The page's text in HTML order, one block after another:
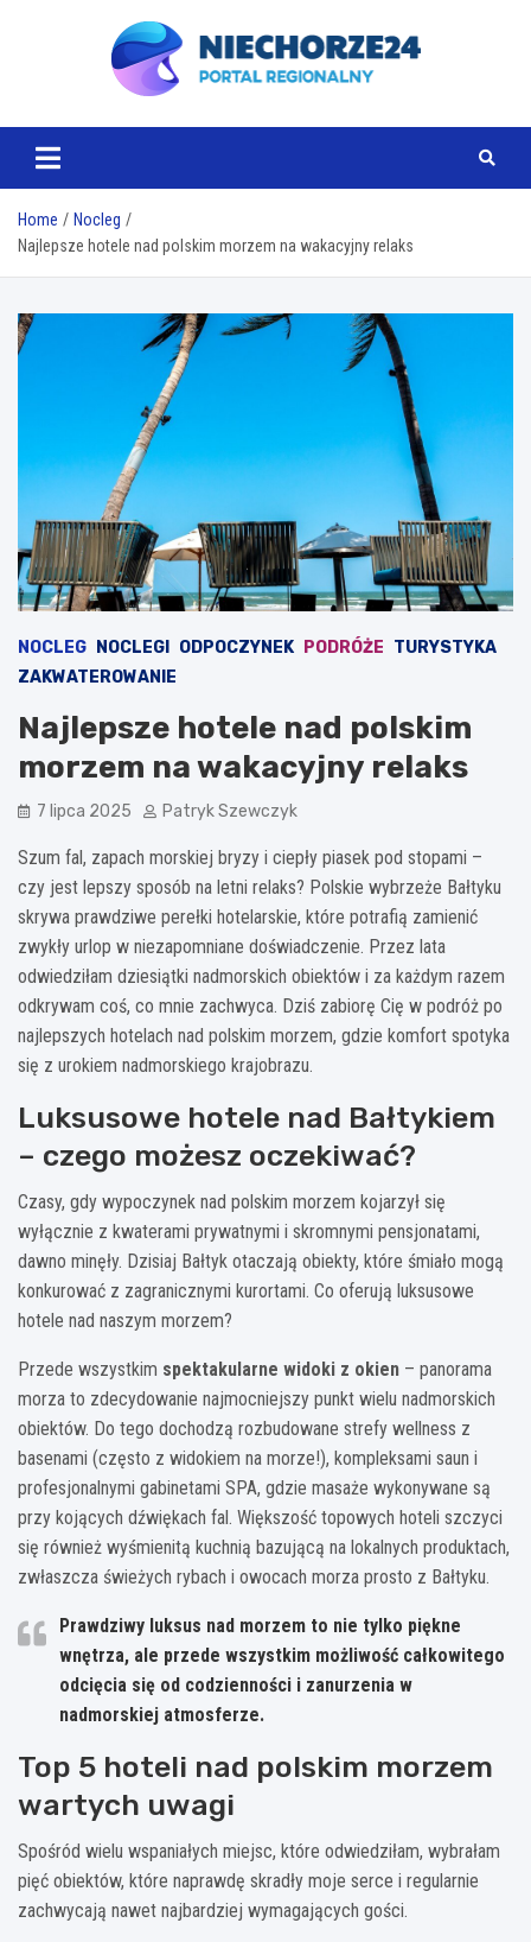
www.niechorze24.pl
Home
Nocleg
Najlepsze hotele nad polskim morzem na wakacyjny relaks
NOCLEG NOCLEGI ODPOCZYNEK PODRÓŻE TURYSTYKA
ZAKWATEROWANIE
Najlepsze hotele nad polskim
morzem na wakacyjny relaks
7 lipca 2025 Patryk Szewczyk
Szum fal, zapach morskiej bryzy i ciepły piasek pod stopami –
czy jest lepszy sposób na letni relaks? Polskie wybrzeże Bałtyku
skrywa prawdziwe perełki hotelarskie, które potrafią zamienić
zwykły urlop w niezapomniane doświadczenie. Przez lata
odwiedziłam dziesiątki nadmorskich obiektów i za każdym razem
odkrywam coś, co mnie zachwyca. Dziś zabiorę Cię w podróż po
najlepszych hotelach nad polskim morzem, gdzie komfort spotyka
się z urokiem nadmorskiego krajobrazu.
Luksusowe hotele nad Bałtykiem
– czego możesz oczekiwać?
Czasy, gdy wypoczynek nad polskim morzem kojarzył się
wyłącznie z kwaterami prywatnymi i skromnymi pensjonatami,
dawno minęły. Dzisiaj Bałtyk otaczają obiekty, które śmiało mogą
konkurować z zagranicznymi kurortami. Co oferują luksusowe
hotele nad naszym morzem?
Przede wszystkim spektakularne widoki z okien – panorama
morza to zdecydowanie najmocniejszy punkt wielu nadmorskich
obiektów. Do tego dochodzą rozbudowane strefy wellness z
basenami (często z widokiem na morze!), kompleksami saun i
profesjonalnymi gabinetami SPA, gdzie masaże wykonywane są
przy kojących dźwiękach fal. Większość topowych hoteli szczyci
się również wyśmienitą kuchnią bazującą na lokalnych produktach,
zwłaszcza świeżych rybach i owocach morza prosto z Bałtyku.
Prawdziwy luksus nad morzem to nie tylko piękne
wnętrza, ale przede wszystkim możliwość całkowitego
odcięcia się od codzienności i zanurzenia w
nadmorskiej atmosferze.
Top 5 hoteli nad polskim morzem
wartych uwagi
Spośród wielu wspaniałych miejsc, które odwiedziłam, wybrałam
pięć obiektów, które naprawdę skradły moje serce i regularnie
zachwycają nawet najbardziej wymagających gości.